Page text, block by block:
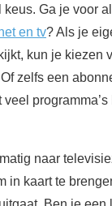
Ga je voor
en tv? Als je
kun je kiezen
zelfs een
naar
in kaart te